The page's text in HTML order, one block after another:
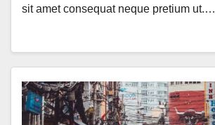
sit amet consequat neque pretium ut.…